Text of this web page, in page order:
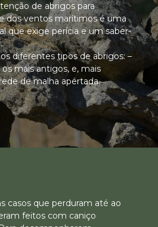
de abrigos para
dos ventos marítimos é uma
que exige perícia e um saber-
diferentes tipos de abrigos: –
mais antigos, e, mais
de malha apertada.
casos que perduram até ao
feitos com caniço